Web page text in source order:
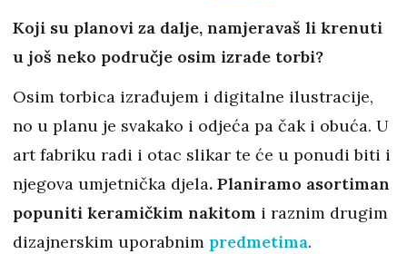
Koji su planovi za dalje, namjeravaš li krenuti
u još neko područje osim izrade torbi?
Osim torbica izrađujem i digitalne ilustracije,
no u planu je svakako i odjeća pa čak i obuća. U
art fabriku radi i otac slikar te će u ponudi biti i
njegova umjetnička djela. Planiramo asortiman
popuniti keramičkim nakitom i raznim drugim
dizajnerskim uporabnim predmetima.